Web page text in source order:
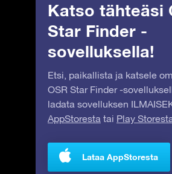
Katso tähteäsi
Star Finder -
sovelluksella!
Etsi, paikallista ja katsele
OSR Star Finder -
ladata sovelluksen
AppStoresta tai Play
Lataa AppStoresta